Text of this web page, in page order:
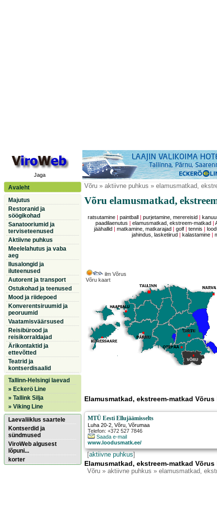
Jaga
Avaleht
Majutus
Restoranid ja
söögikohad
Sanatooriumid ja
terviseteenused
Aktiivne puhkus
Meelelahutus ja vaba
aeg
Ilusalongid ja
iluteenused
Autorent ja transport
Ostukohad ja teenused
Mood ja riidepoed
Konverentsiruumid ja
peoruumid
Vaatamisväärsused
Reisibürood ja
reisikorraldajad
Ärikontaktid ja
ettevõtted
Teatrid ja
kontserdisaalid
Tallinn-Helsingi laevad
» Eckerö Line
» Tallink Silja
» Viking Line
Laevaliiklus saartele
Kontserdid ja
sündmused
ViroWeb algusest
lõpuni...
korter
Võru » aktiivne puhkus » elamusmatkad,
Võru elamusmatkad,
ratsutamine| paintball purjetamine, merereisid
paadilaenutus
|elamusmatkad, ekstreem-matkad |
jäähallid
matkamine, matkarajad golf| tennis
jahindus, lasketiirud
kalastamine |
ilm Võrus
Võru kaart
Elamusmatkad, ekstreem-matkad Võrus
MTÜ Eesti Ellujäämisselts
Luha 20-2 ,Võru , Võrumaa
Telefon: +372 527 7846
Saada e-mail
www.loodusmatk.ee/
[aktiivne puhkus]
Elamusmatkad, ekstreem-matkad Võrus
Võru » aktiivne puhkus » elamusmatkad,